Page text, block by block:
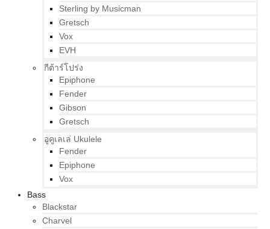
Sterling by Musicman
Gretsch
Vox
EVH
กีต้าร์โปร่ง
Epiphone
Fender
Gibson
Gretsch
อูคูเลเล่ Ukulele
Fender
Epiphone
Vox
Bass
Blackstar
Charvel